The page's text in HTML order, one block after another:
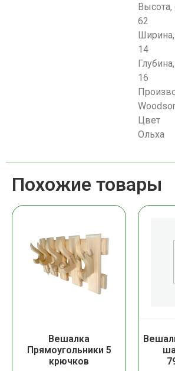
Высота,
62
14
16
Цвет
Ольха
Похожие товары
Вешалка
Прямоугольники 5
крючков